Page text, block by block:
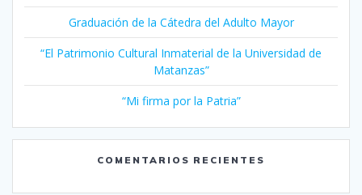
Graduación de la Cátedra del Adulto Mayor
“El Patrimonio Cultural Inmaterial de la Universidad de
Matanzas”
“Mi firma por la Patria”
COMENTARIOS RECIENTES